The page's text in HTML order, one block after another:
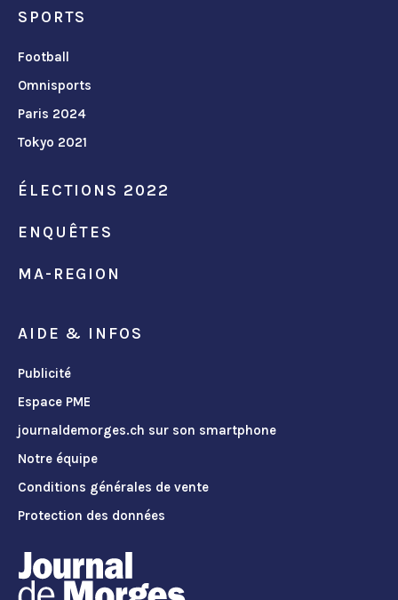
SPORTS
Football
Omnisports
Paris 2024
Tokyo 2021
ÉLECTIONS 2022
ENQUÊTES
MA-REGION
AIDE & INFOS
Publicité
Espace PME
journaldemorges.ch sur son smartphone
Notre équipe
Conditions générales de vente
Protection des données